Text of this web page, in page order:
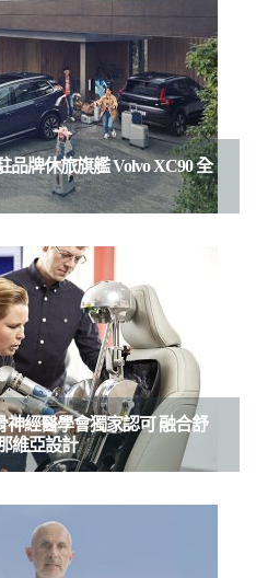
品牌休旅旗艦 Volvo XC90 全
經醫學會獨家認可 融合舒
維亞設計